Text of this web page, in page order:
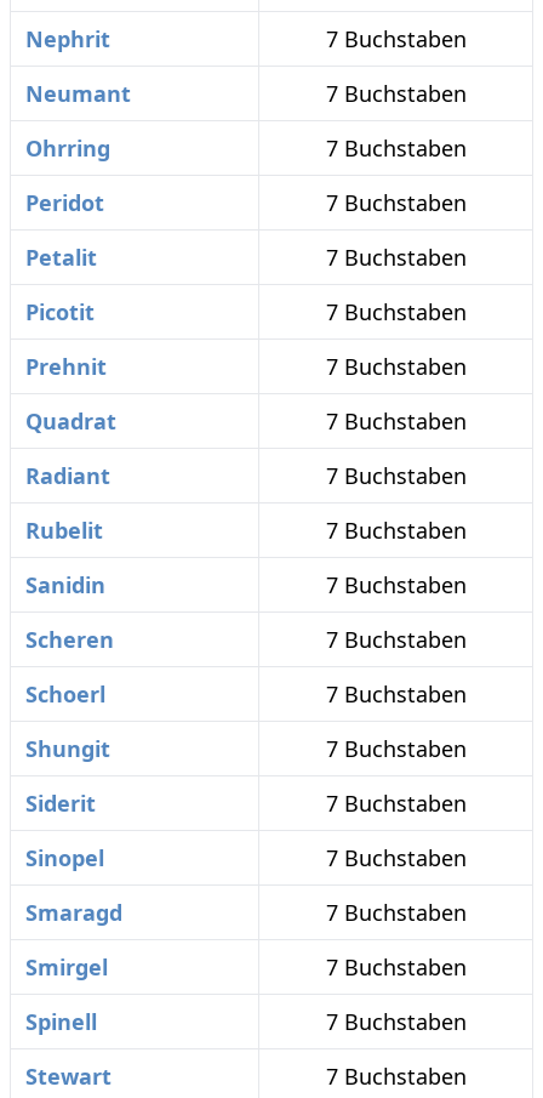
Nephrit
7 Buchstaben
Neumant
7 Buchstaben
Ohrring
7 Buchstaben
Peridot
7 Buchstaben
Petalit
7 Buchstaben
Picotit
7 Buchstaben
Prehnit
7 Buchstaben
Quadrat
7 Buchstaben
Radiant
7 Buchstaben
Rubelit
7 Buchstaben
Sanidin
7 Buchstaben
Scheren
7 Buchstaben
Schoerl
7 Buchstaben
Shungit
7 Buchstaben
Siderit
7 Buchstaben
Sinopel
7 Buchstaben
Smaragd
7 Buchstaben
Smirgel
7 Buchstaben
Spinell
7 Buchstaben
Stewart
7 Buchstaben